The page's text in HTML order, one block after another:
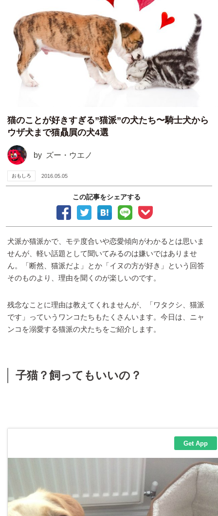
猫のことが好きすぎる”猫派”の犬たち〜騎士犬から
ウザ犬まで猫贔屓の犬4選
by ズー・ウエノ
おもしろ 2016.05.05
この記事をシェアする
犬派か猫派かで、モテ度合いや恋愛傾向がわかるとは思いま
せんが、軽い話題として聞いてみるのは嫌いではありませ
ん。「断然、猫派だよ」とか「イヌの方が好き」という回答
そのものより、理由を聞くのが楽しいのです。
残念なことに理由は教えてくれませんが、「ワタクシ、猫派
です」っていうワンコたちもたくさんいます。今日は、ニャ
ンコを溺愛する猫派の犬たちをご紹介します。
子猫？飼ってもいいの？